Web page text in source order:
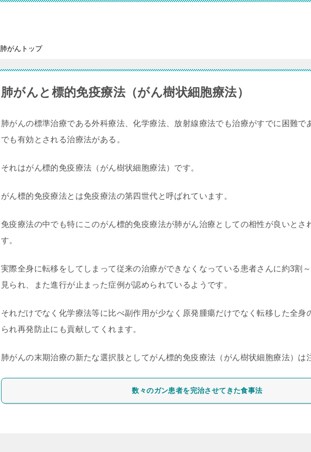
肺がんトップ
肺がんと標的免疫療法（がん樹状細胞療法）
肺がんの標準治療である外科療法、化学療法、放射線療法でも治療がすでに困難で
でも有効とされる治療法がある。
それはがん標的免疫療法（がん樹状細胞療法）です。
がん標的免疫療法とは免疫療法の第四世代と呼ばれています。
免疫療法の中でも特にこのがん標的免疫療法が肺がん治療としての相性が良いとさ
す。
実際全身に転移をしてしまって従来の治療ができなくなっている患者さんに約3割
見られ、また進行が止まった症例が認められているようです。
それだけでなく化学療法等に比べ副作用が少なく原発腫瘍だけでなく転移した全身
られ再発防止にも貢献してくれます。
肺がんの末期治療の新たな選択肢としてがん標的免疫療法（がん樹状細胞療法）は
数々のガン患者を完治させてきた食事法